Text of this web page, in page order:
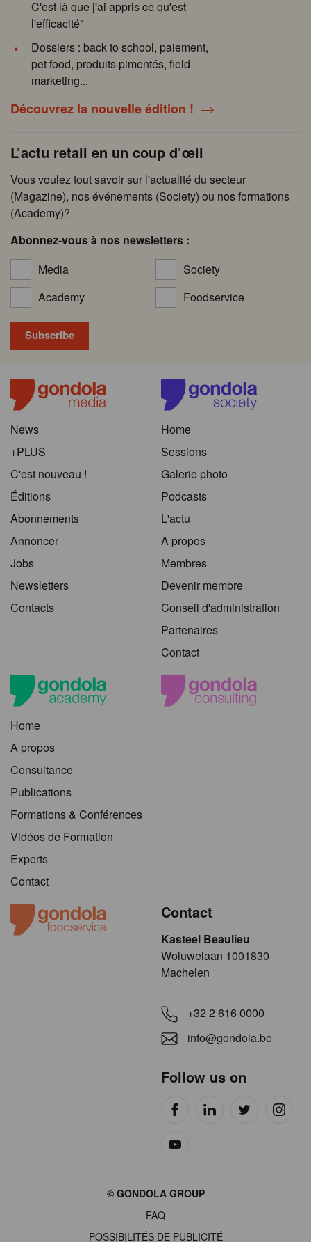
C'est là que j'ai appris ce qu'est
l'efficacité"
Dossiers : back to school, paiement,
pet food, produits pimentés, field
marketing...
Découvrez la nouvelle édition !
L’actu retail en un coup d’œil
Vous voulez tout savoir sur l'actualité du secteur
(Magazine), nos événements (Society) ou nos formations
(Academy)?
Abonnez-vous à nos newsletters :
Media
Society
Academy
Foodservice
News
+PLUS
C'est nouveau !
Éditions
Abonnements
Annoncer
Jobs
Newsletters
Contacts
Home
Sessions
Galerie photo
Podcasts
L'actu
A propos
Membres
Devenir membre
Conseil d'administration
Partenaires
Contact
Home
A propos
Consultance
Publications
Formations & Conférences
Vidéos de Formation
Experts
Contact
Contact
Kasteel Beaulieu
​​​Woluwelaan 1001830
Machelen
+32 2 616 0000
info@gondola.be
Follow us on
© GONDOLA GROUP
FAQ
POSSIBILITÉS DE PUBLICITÉ